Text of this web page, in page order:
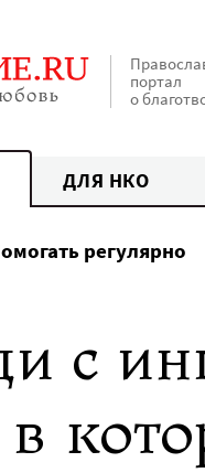
портал
о
ДЛЯ НКО
регулярно
с